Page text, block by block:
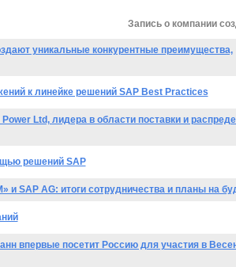
Запись о компании
уникальные конкурентные преимущества,
к линейке решений SAP Best Practices
Ltd, лидера в области поставки и
решений SAP
SAP AG: итоги сотрудничества и планы на
впервые посетит Россию для участия в